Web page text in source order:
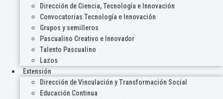
Dirección de Ciencia, Tecnología e Innovación
Convocatorias Tecnología e Innovación
Grupos y semilleros
Pascualino Creativo e Innovador
Talento Pascualino
Lazos
Extensión
Dirección de Vinculación y Transformación Social
Educación Continua